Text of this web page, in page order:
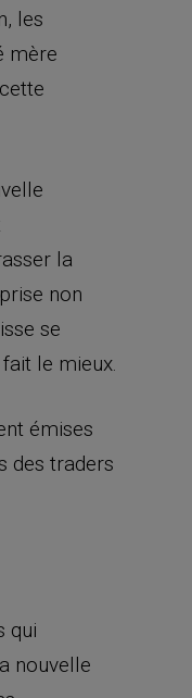
les
mère
la
non
se
le mieux.
émises
des traders
qui
nouvelle